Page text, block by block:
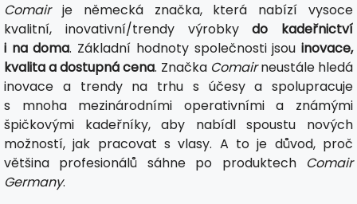
Comairje německá značka, která nabízí vysoce
kvalitní, inovativní/trendy výrobkydo kadeřnictví
i na doma. Základní hodnoty společnosti jsouinovace,
kvalita a dostupná cena. Značka Comairneustále hledá
inovace a trendy na trhu s účesy a spolupracuje
s mnoha mezinárodními operativními a známými
špičkovými kadeřníky, aby nabídl spoustu nových
možností, jak pracovat s vlasy. A to je důvod, proč
většina profesionálů sáhne po produktech Comair
Germany.